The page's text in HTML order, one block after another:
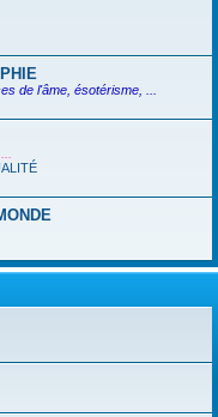
de l'âme, ésotérisme, ...